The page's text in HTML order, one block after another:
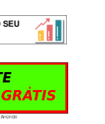
Anúncio